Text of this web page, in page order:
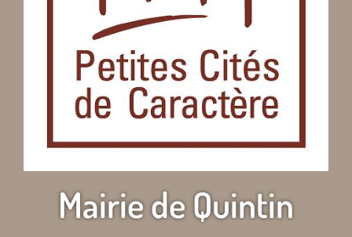
Mairie de Quintin